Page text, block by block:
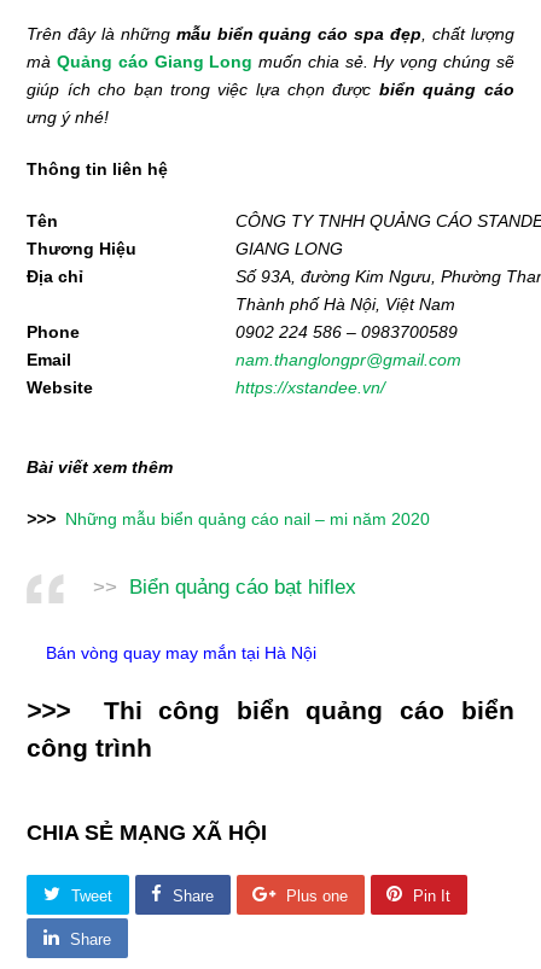
Trên đây là những mẫu biển quảng cáo spa đẹp , chất lượng
màQuảng cáo Giang Longmuốn chia sẻ. Hy vọng chúng sẽ
giúp ích cho bạn trong việc lựa chọn được biển quảng cáo
ưng ý nhé!
Thông tin liên hệ
Tên
CÔNG TY TNHH QUẢNG CÁO
Thương Hiệu
GIANG LONG
Địa chỉ
Số 93A, đường Kim Ngưu, Phường
Thành phố Hà Nội, Việt Nam
Phone
0902 224 586 – 0983700589
Email
nam.thanglongpr@gmail.com
Website
https://xstandee.vn/
Bài viết xem thêm
>>> Những mẫu biển quảng cáo nail – mi năm 2020
>> Biển quảng cáo bạt hiflex
Bán vòng quay may mắn tại Hà Nội
>>> Thi công biển quảng cáo biển
công trình
CHIA SẺ MẠNG XÃ HỘI
Tweet Share Plus one Pin It
Share